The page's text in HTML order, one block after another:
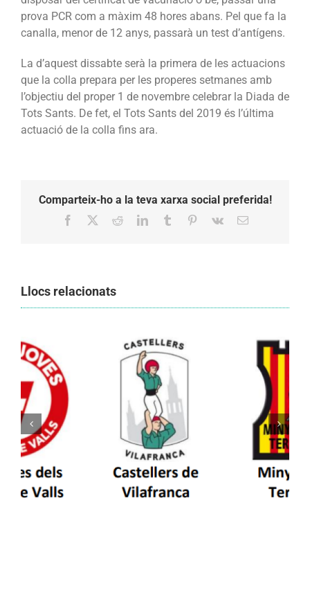
prova PCR com a màxim 48 hores abans. Pel que fa la
canalla, menor de 12 anys, passarà un test d’antígens.
La d’aquest dissabte serà la primera de les actuacions
que la colla prepara per les properes setmanes amb
l’objectiu del proper 1 de novembre celebrar la Diada de
Tots Sants. De fet, el Tots Sants del 2019 és l’última
actuació de la colla fins ara.
Comparteix-ho a la teva xarxa social preferida!
Facebook RedditLinkedInTumblr Pinterest
Vk Email:
Llocs relacionats
Els Castellers de Vilafranca unieixen tradició i
patrimoni en un viatge de colla a la Vall
d’Aran i a la Vall de Boí